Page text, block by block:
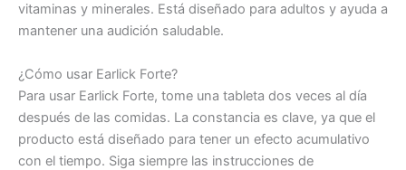
vitaminas y minerales. Está diseñado para adultos y ayuda a
mantener una audición saludable.
¿Cómo usar Earlick Forte?
Para usar Earlick Forte, tome una tableta dos veces al día
después de las comidas. La constancia es clave, ya que el
producto está diseñado para tener un efecto acumulativo
con el tiempo. Siga siempre las instrucciones de